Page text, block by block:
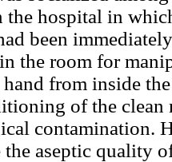
hospital in
been
the room for
from inside
of the
contamination.
the aseptic quality